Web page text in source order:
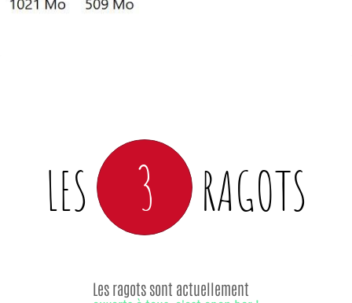
LES 3 RAGOTS
Les ragots sont actuellement